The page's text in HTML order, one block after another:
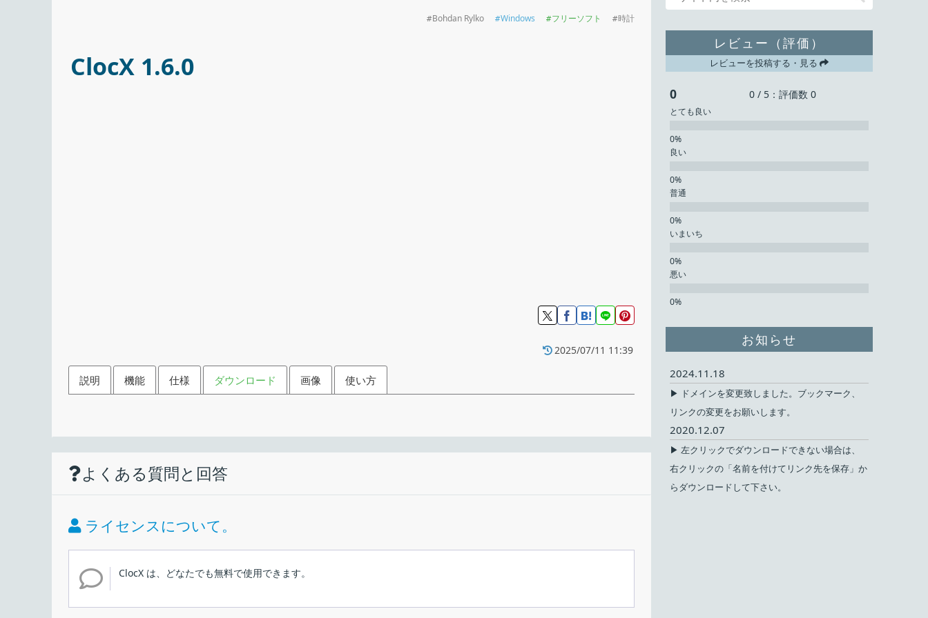
Bohdan Rylko Windows フリーソフト 時計
ClocX 1.6.0
2025/07/11 11:39
説明 機能 仕様 ダウンロード 画像 使い方
アナログ時計を Windows のデスクトップに表示するアプリ
デスクトップに見やすいアナログ時計を表示する、Windows 向けのフリーのアナログ時計アプリ。かんたんに時間を把握
豊富な時計の文字盤/スキンの選択肢
34 言語の多言語サポート
透明度レベルを調整可能
シンプルなカレンダー
画面解像度に合わせて拡大/縮小します
価格：
メーカー：
使用言語： 日本語ほかマルチ言語
インストール
よくある質問と回答
ライセンスについて。
ClocX は、どなたでも無料で使用できます。
レビュー（評価）
レビューを投稿する・見る
0 0 / 5：評価数 0
とても良い
良い
普通
いまいち
悪い
お知らせ
2024.11.18
▶ ドメインを変更致しました。ブックマーク、
リンクの変更をお願いします。
2020.12.07
▶ 左クリックでダウンロードできない場合は、
右クリックの「名前を付けてリンク先を保存」か
らダウンロードして下さい。